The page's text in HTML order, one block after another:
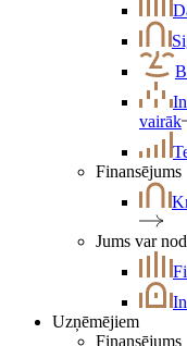
vairāk
Finansējums
Jums var
Uzņēmējiem
Finansējums